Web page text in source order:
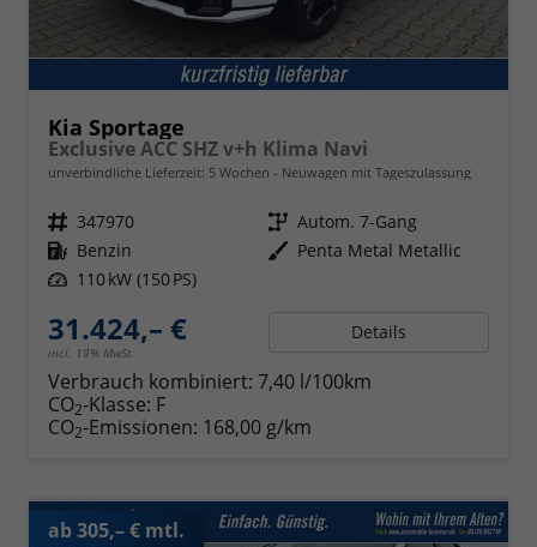
Kia Sportage
Exclusive ACC SHZ v+h Klima Navi
unverbindliche Lieferzeit: 5 Wochen Neuwagen mit Tageszulassung
Fahrzeugnr. 347970 Getriebe Autom. 7-Gang
Kraftstoff Benzin Außenfarbe Penta Metal Metallic
Leistung 110 kW (150 PS)
31.424,– €
incl. 19% MwSt.
Details
Verbrauch kombiniert: 7,40 l/100km
CO2-Klasse: F
CO2-Emissionen: 168,00 g/km
ab 305,– € mtl.